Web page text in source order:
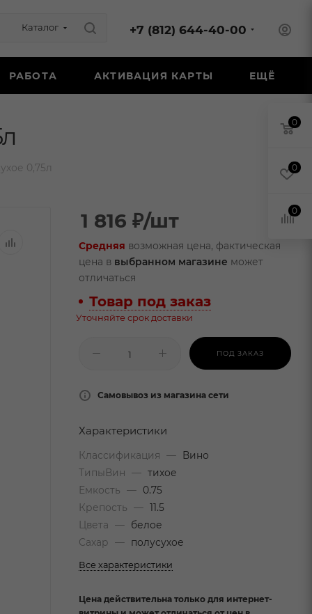
Каталог +7 (812) 644-40-00
РАБОТА АКТИВАЦИЯ КАРТЫ ЕЩЁ
0,75л
1 816 ₽/шт
Средняя возможная цена, фактическая
цена в выбранном магазине может
отличаться
Товар под заказ
Уточняйте срок доставки
ПОД ЗАКАЗ
Самовывоз из магазина сети
Характеристики
Классификация —
Вино
ТипыВин
— тихое
Емкость
—
0.75
Крепость
— 11.5
Цвета
—
белое
Сахар
— полусухое
Все характеристики
Цена действительна только для интернет-
0
0
0